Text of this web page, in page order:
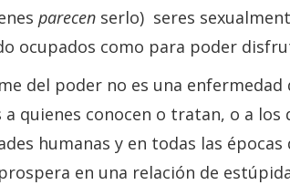
parecen serlo) seres
ocupados como para poder
del poder no es una
a quienes conocen o tratan, o a
humanas y en todas las
en una relación de